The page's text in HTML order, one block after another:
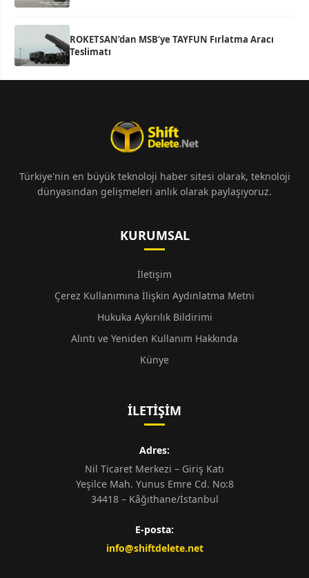
ROKETSAN’dan MSB’ye TAYFUN Fırlatma Aracı
Teslimatı
Türkiye'nin en büyük teknoloji haber sitesi olarak, teknoloji
dünyasından gelişmeleri anlık olarak paylaşıyoruz.
KURUMSAL
İletişim
Çerez Kullanımına İlişkin Aydınlatma Metni
Hukuka Aykırılık Bildirimi
Alıntı ve Yeniden Kullanım Hakkında
Künye
İLETIŞIM
Adres:
Nil Ticaret Merkezi – Giriş Katı
Yeşilce Mah. Yunus Emre Cd. No:8
34418 – Kâğıthane/İstanbul
E-posta:
info@shiftdelete.net